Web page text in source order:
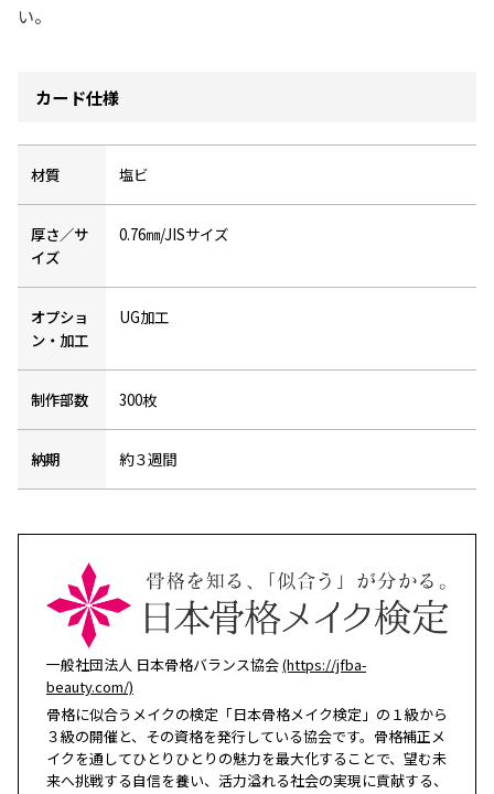
い。
カード仕様
材質 塩ビ
厚さ／サ
イズ
0.76㎜/JISサイズ
オプショ
ン・加工
UG加工
制作部数 300枚
納期 約３週間
一般社団法人 日本骨格バランス協会(https://jfba-
beauty.com/)
骨格に似合うメイクの検定「日本骨格メイク検定」の１級から
３級の開催と、その資格を発行している協会です。骨格補正メ
イクを通してひとりひとりの魅力を最大化することで、望む未
来へ挑戦する自信を養い、活力溢れる社会の実現に貢献する、